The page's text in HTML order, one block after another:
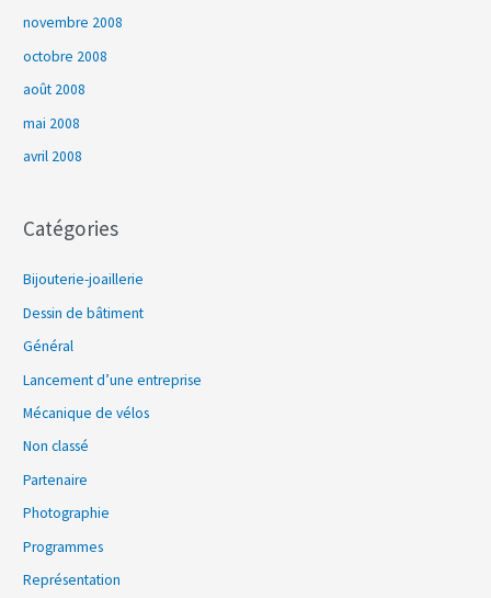
novembre 2008
octobre 2008
août 2008
mai 2008
avril 2008
Catégories
Bijouterie-joaillerie
Dessin de bâtiment
Général
Lancement d’une entreprise
Mécanique de vélos
Non classé
Partenaire
Photographie
Programmes
Représentation